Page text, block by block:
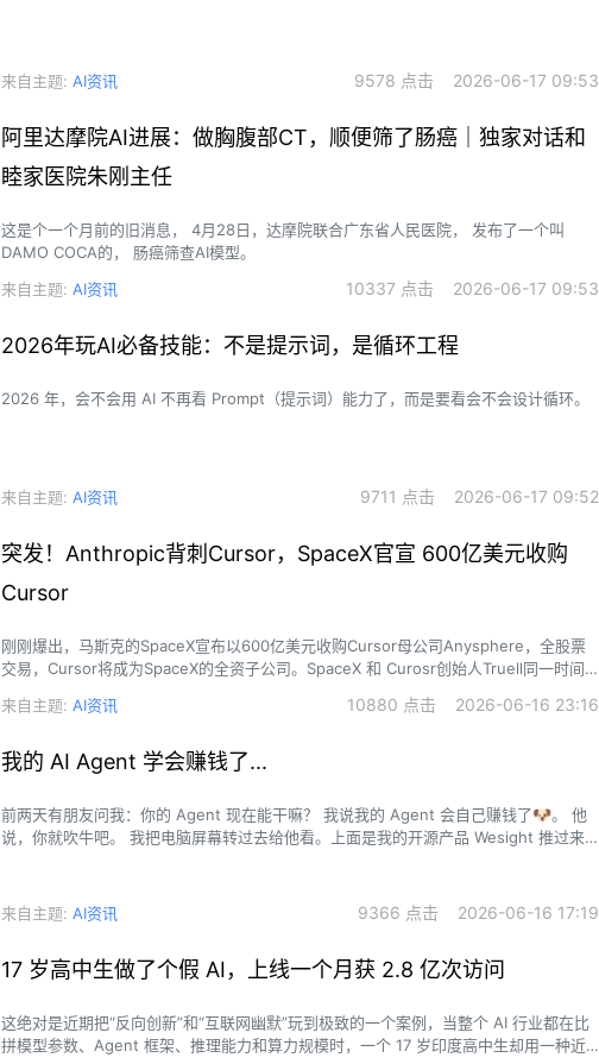
来自主题: AI资讯 9578 点击 2026-06-17 09:53
阿里达摩院AI进展：做胸腹部CT，顺便筛了肠癌｜独家对话和
睦家医院朱刚主任
这是个一个月前的旧消息， 4月28日，达摩院联合广东省人民医院， 发布了一个叫
DAMO COCA的， 肠癌筛查AI模型。
来自主题: AI资讯 10337 点击 2026-06-17 09:53
2026年玩AI必备技能：不是提示词，是循环工程
2026 年，会不会用 AI 不再看 Prompt（提示词）能力了，而是要看会不会设计循环。
来自主题: AI资讯 9711 点击 2026-06-17 09:52
突发！Anthropic背刺Cursor，SpaceX官宣 600亿美元收购
Cursor
刚刚爆出，马斯克的SpaceX宣布以600亿美元收购Cursor母公司Anysphere，全股票
交易，Cursor将成为SpaceX的全资子公司。SpaceX 和 Curosr创始人Truell同一时间
来自主题: AI资讯 10880 点击 2026-06-16 23:16
我的 AI Agent 学会赚钱了...
前两天有朋友问我：你的 Agent 现在能干嘛？ 我说我的 Agent 会自己赚钱了🐶。 他
说，你就吹牛吧。 我把电脑屏幕转过去给他看。上面是我的开源产品 Wesight 推过来
来自主题: AI资讯 9366 点击 2026-06-16 17:19
17 岁高中生做了个假 AI，上线一个月获 2.8 亿次访问
这绝对是近期把“反向创新”和“互联网幽默”玩到极致的一个案例，当整个 AI 行业都在比
拼模型参数、Agent 框架、推理能力和算力规模时，一个 17 岁印度高中生却用一种近